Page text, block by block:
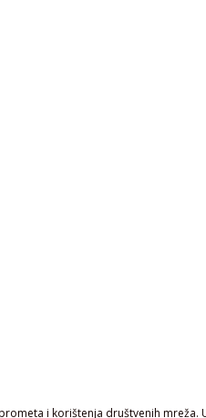
i korištenja društvenih